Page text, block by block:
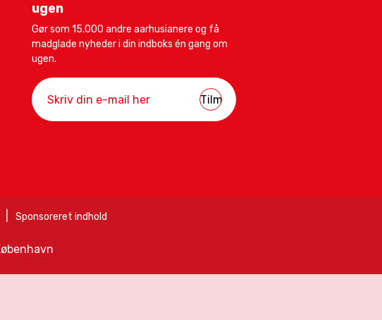
ugen
Gør som 15.000 andre aarhusianere og få
madglade nyheder i din indboks én gang om
ugen.
Sponsoreret indhold